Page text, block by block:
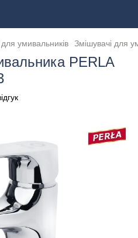
умивальників Змішувачі для
PERLA